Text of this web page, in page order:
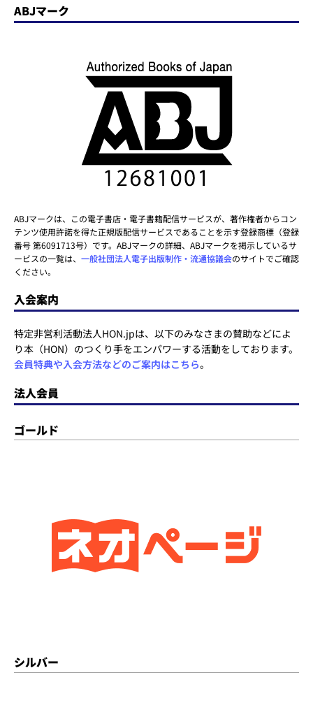
ABJマーク
ABJマークは、この電子書店・電子書籍配信サービスが、著作権者からコン
テンツ使用許諾を得た正規版配信サービスであることを示す登録商標（登録
番号 第6091713号）です。ABJマークの詳細、ABJマークを掲示しているサ
ービスの一覧は、 一般社団法人電子出版制作・流通協議会のサイトでご確認
ください。
入会案内
特定非営利活動法人HON.jpは、以下のみなさまの賛助などによ
り本（HON）のつくり手をエンパワーする活動をしております。
会員特典や入会方法などのご案内はこちら。
法人会員
ゴールド
シルバー